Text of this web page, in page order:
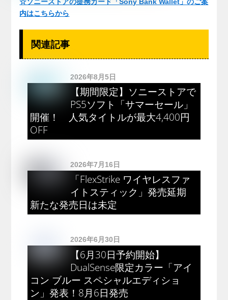
内はこちらから
関連記事
2026年8月5日
【期間限定】ソニーストアで
PS5ソフト「サマーセール」
開催！ 人気タイトルが最大4,400円
OFF
2026年7月16日
「FlexStrike ワイヤレスファ
イトスティック」発売延期
新たな発売日は未定
2026年6月30日
【6月30日予約開始】
DualSense限定カラー「アイ
コン ブルー スペシャルエディショ
ン」発表！8月6日発売